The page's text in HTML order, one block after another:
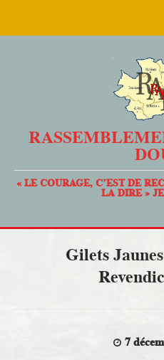
« LE COURAGE, C’EST DE
LA DIRE »
Gilets
7